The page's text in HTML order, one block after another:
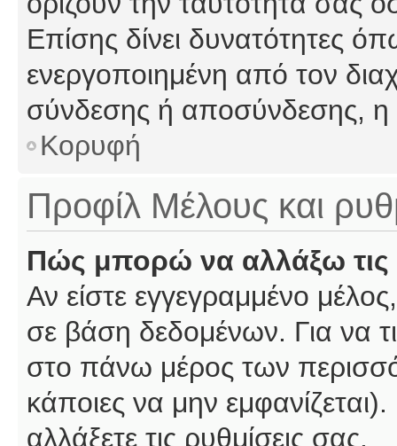
Επίσης δίνει δυνατότητες
ενεργοποιημένη από τον
σύνδεσης ή αποσύνδεσης, η
Κορυφή
Προφίλ Μέλους και
Πώς μπορώ να αλλάξω τις
Αν είστε εγγεγραμμένο
σε βάση δεδομένων. Για να
στο πάνω μέρος των
κάποιες να μην
αλλάξετε τις ρυθμίσεις σας.